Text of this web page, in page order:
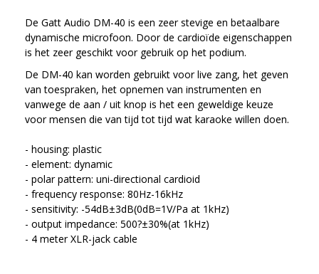
De Gatt Audio DM-40 is een zeer stevige en betaalbare
dynamische microfoon. Door de cardioïde eigenschappen
is het zeer geschikt voor gebruik op het podium.
De DM-40 kan worden gebruikt voor live zang, het geven
van toespraken, het opnemen van instrumenten en
vanwege de aan / uit knop is het een geweldige keuze
voor mensen die van tijd tot tijd wat karaoke willen doen.
- housing: plastic
- element: dynamic
- polar pattern: uni-directional cardioid
- frequency response: 80Hz-16kHz
- sensitivity: -54dB±3dB(0dB=1V/Pa at 1kHz)
- output impedance: 500?±30%(at 1kHz)
- 4 meter XLR-jack cable